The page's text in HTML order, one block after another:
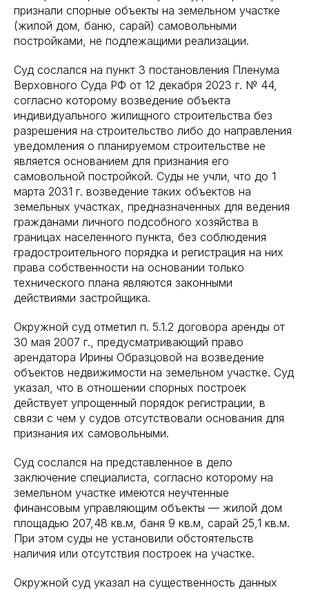
признали спорные объекты на земельном участке
(жилой дом, баню, сарай) самовольными
постройками, не подлежащими реализации.
Суд сослался на пункт 3 постановления Пленума
Верховного Суда РФ от 12 декабря 2023 г. № 44,
согласно которому возведение объекта
индивидуального жилищного строительства без
разрешения на строительство либо до направления
уведомления о планируемом строительстве не
является основанием для признания его
самовольной постройкой. Суды не учли, что до 1
марта 2031 г. возведение таких объектов на
земельных участках, предназначенных для ведения
гражданами личного подсобного хозяйства в
границах населенного пункта, без соблюдения
градостроительного порядка и регистрация на них
права собственности на основании только
технического плана являются законными
действиями застройщика.
Окружной суд отметил п. 5.1.2 договора аренды от
30 мая 2007 г., предусматривающий право
арендатора Ирины Образцовой на возведение
объектов недвижимости на земельном участке. Суд
указал, что в отношении спорных построек
действует упрощенный порядок регистрации, в
связи с чем у судов отсутствовали основания для
признания их самовольными.
Суд сослался на представленное в дело
заключение специалиста, согласно которому на
земельном участке имеются неучтенные
финансовым управляющим объекты — жилой дом
площадью 207,48 кв.м, баня 9 кв.м, сарай 25,1 кв.м.
При этом суды не установили обстоятельств
наличия или отсутствия построек на участке.
Окружной суд указал на существенность данных